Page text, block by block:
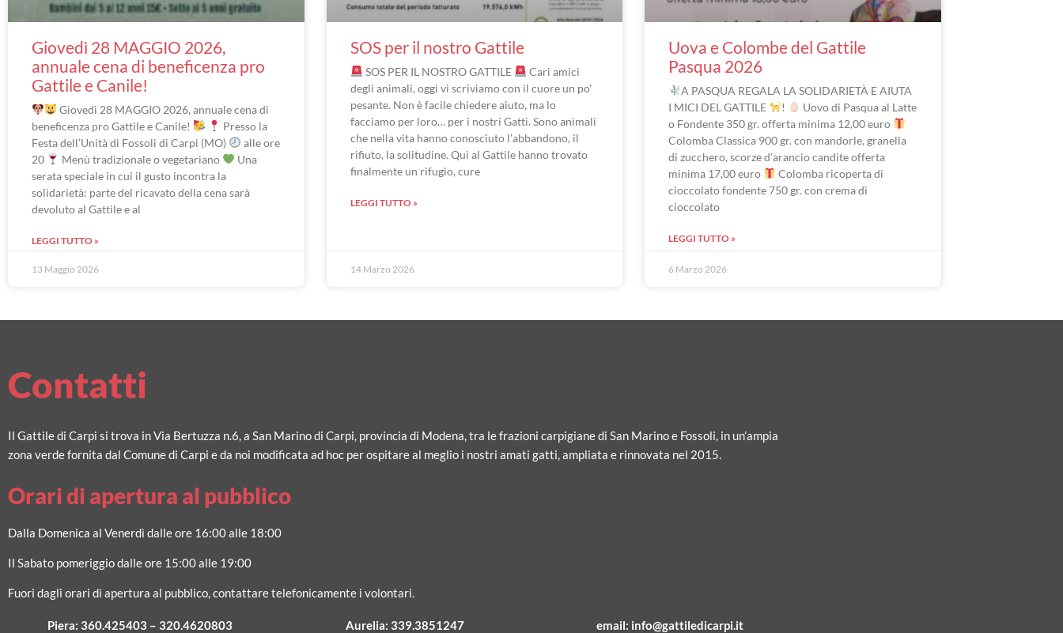
Giovedì 28 MAGGIO 2026,
annuale cena di beneficenza pro
Gattile e Canile!
Giovedì 28 MAGGIO 2026, annuale cena di
beneficenza pro Gattile e Canile!
Presso la
Festa dell’Unità di Fossoli di Carpi (MO)
alle ore
20
Menù tradizionale o vegetariano
Una
serata speciale in cui il gusto incontra la
solidarietà: parte del ricavato della cena sarà
devoluto al Gattile e al
LEGGI TUTTO »
13 Maggio 2026
SOS per il nostro Gattile
SOS PER IL NOSTRO GATTILE
Cari amici
degli animali, oggi vi scriviamo con il cuore un po’
pesante. Non è facile chiedere aiuto, ma lo
facciamo per loro… per i nostri Gatti. Sono animali
che nella vita hanno conosciuto l’abbandono, il
rifiuto, la solitudine. Qui al Gattile hanno trovato
finalmente un rifugio, cure
LEGGI TUTTO »
14 Marzo 2026
Uova e Colombe del Gattile
Pasqua 2026
A PASQUA REGALA LA SOLIDARIETÀ E AIUTA
I MICI DEL GATTILE
!
Uovo di Pasqua al Latte
o Fondente 350 gr. offerta minima 12,00 euro
Colomba Classica 900 gr. con mandorle, granella
di zucchero, scorze d’arancio candite offerta
minima 17,00 euro
Colomba ricoperta di
cioccolato fondente 750 gr. con crema di
cioccolato
LEGGI TUTTO »
6 Marzo 2026
Contatti
Il Gattile di Carpi si trova in Via Bertuzza n.6, a San Marino di Carpi, provincia di Modena, tra le frazioni carpigiane di San Marino e Fossoli, in un’ampia
zona verde fornita dal Comune di Carpi e da noi modificata ad hoc per ospitare al meglio i nostri amati gatti, ampliata e rinnovata nel 2015.
Orari di apertura al pubblico
Dalla Domenica al Venerdì dalle ore 16:00 alle 18:00
Il Sabato pomeriggio dalle ore 15:00 alle 19:00
Fuori dagli orari di apertura al pubblico, contattare telefonicamente i volontari.
Piera:360.425403 –320.4620803 Aurelia: 339.3851247 email: info@gattiledicarpi.it